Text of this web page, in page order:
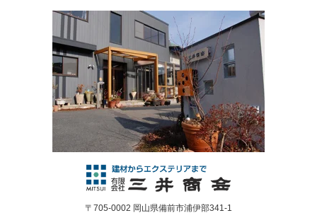
〒705-0002 岡山県備前市浦伊部341-1